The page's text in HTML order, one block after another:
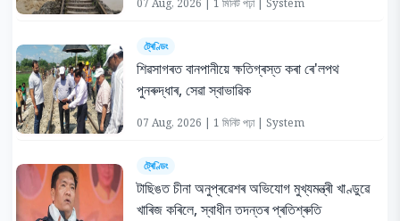
07 Aug, 2026 | 1 মিনিট পঢ়া | System
ট্ৰেণ্ডিং
শিৱসাগৰত বানপানীয়ে ক্ষতিগ্ৰস্ত কৰা ৰে'লপথ
পুনৰুদ্ধাৰ, সেৱা স্বাভাৱিক
07 Aug, 2026 | 1 মিনিট পঢ়া | System
ট্ৰেণ্ডিং
টাছিঙত চীনা অনুপ্ৰৱেশৰ অভিযোগ মুখ্যমন্ত্ৰী খাণ্ডুৱে
খাৰিজ কৰিলে, স্বাধীন তদন্তৰ প্ৰতিশ্ৰুতি